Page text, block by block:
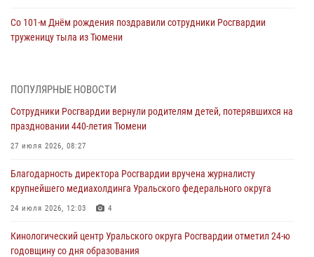
Со 101-м Днём рождения поздравили сотрудники Росгвардии
труженицу тыла из Тюмени
Спецназ Росгвардии провел комплексную тренировку в полевых
04 августа 2026, 06:28 4
Тюменские правоохранители провели соревнования по стрельбе
03 августа 2026, 07:35
Росгвардия противодействует БПЛА ВСУ на южном направлении
03 августа 2026, 07:29
ПОПУЛЯРНЫЕ НОВОСТИ
Сотрудники Росгвардии вернули родителям детей, потерявшихся на
праздновании 440-летия Тюмени
27 июля 2026, 08:27
Благодарность директора Росгвардии вручена журналисту
крупнейшего медиахолдинга Уральского федерального округа
24 июля 2026, 12:03 4
Кинологический центр Уральского округа Росгвардии отметил 24-ю
годовщину со дня образования